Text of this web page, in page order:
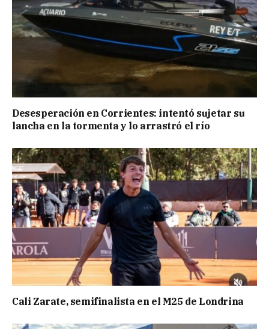
Desesperación en Corrientes: intentó sujetar su
lancha en la tormenta y lo arrastró el río
Cali Zarate, semifinalista en el M25 de Londrina